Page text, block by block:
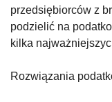
przedsiębiorców z
podzielić na
kilka
Rozwiązania